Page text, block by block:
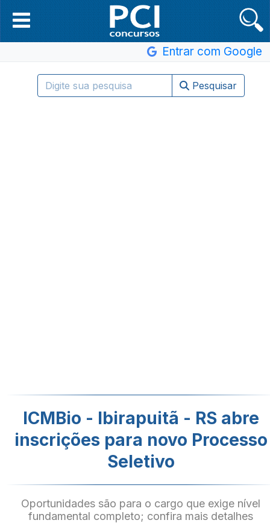
Entrar com Google
Pesquisar
ICMBio - Ibirapuitã - RS abre
inscrições para novo Processo
Seletivo
Oportunidades são para o cargo que exige nível
fundamental completo; confira mais detalhes